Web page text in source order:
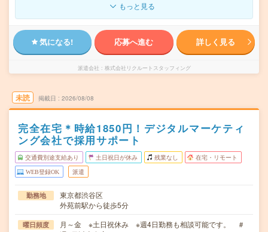
もっと見る
気になる! 応募へ進む 詳しく見る
派遣会社 株式会社リクルートスタッフィング
未読 掲載日 2026/08/08
完全在宅＊時給1850円！デジタルマーケティ
ング会社で採用サポート
交通費別途支給あり 土日祝日が休み 残業なし 在宅・リモート
WEB登録OK 派遣
勤務地
東京都渋谷区
外苑前駅から徒歩5分
曜日頻度
月～金 ※土日祝休み ※週4日勤務も相談可能です。 ＃